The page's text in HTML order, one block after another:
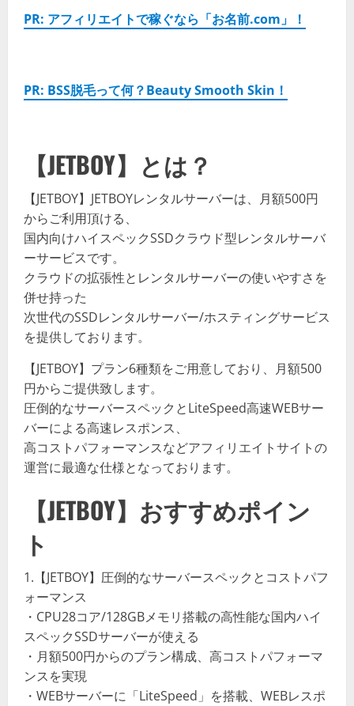
PR: アフィリエイトで稼ぐなら「お名前.com」！
PR: BSS脱毛って何？Beauty Smooth Skin！
【JETBOY】とは？
【JETBOY】JETBOYレンタルサーバーは、月額500円
からご利用頂ける、
国内向けハイスペックSSDクラウド型レンタルサーバ
ーサービスです。
クラウドの拡張性とレンタルサーバーの使いやすさを
併せ持った
次世代のSSDレンタルサーバー/ホスティングサービス
を提供しております。
【JETBOY】プラン6種類をご用意しており、月額500
円からご提供致します。
圧倒的なサーバースペックとLiteSpeed高速WEBサー
バーによる高速レスポンス、
高コストパフォーマンスなどアフィリエイトサイトの
運営に最適な仕様となっております。
【JETBOY】おすすめポイン
ト
1.【JETBOY】圧倒的なサーバースペックとコストパフ
ォーマンス
・CPU28コア/128GBメモリ搭載の高性能な国内ハイ
スペックSSDサーバーが使える
・月額500円からのプラン構成、高コストパフォーマ
ンスを実現
・WEBサーバーに「LiteSpeed」を搭載、WEBレスポ